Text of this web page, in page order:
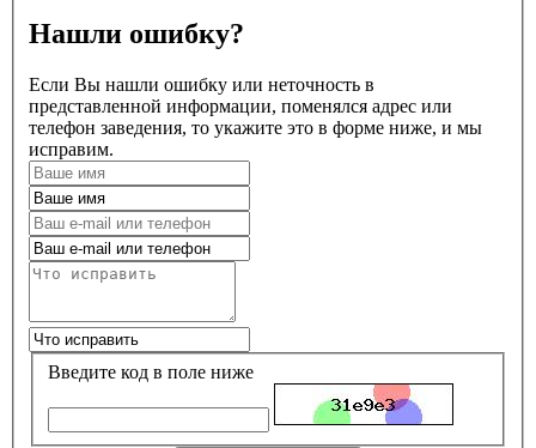
Нашли ошибку?
Если Вы нашли ошибку или неточность в
представленной информации, поменялся адрес или
телефон заведения, то укажите это в форме ниже, и мы
исправим.
Введите код в поле ниже